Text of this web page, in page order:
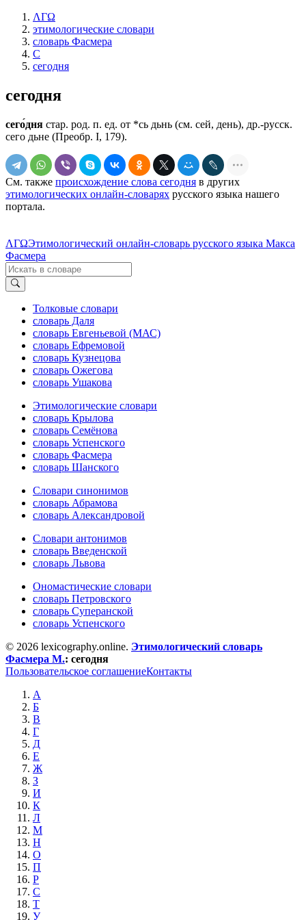
ΛΓΩ
этимологические словари
словарь Фасмера
С
сегодня
сегодня
сего́дня стар. род. п. ед. от *сь дьнь (см. сей, день), др.-русск.
сего дьне (Преобр. I, 179).
См. также происхождение слова сегодня в других
этимологических онлайн-словарях русского языка нашего
портала.
ΛΓΩЭтимологический онлайн-словарь русского языка Макса
Фасмера
Толковые словари
словарь Даля
словарь Евгеньевой (МАС)
словарь Ефремовой
словарь Кузнецова
словарь Ожегова
словарь Ушакова
Этимологические словари
словарь Крылова
словарь Семёнова
словарь Успенского
словарь Фасмера
словарь Шанского
Словари синонимов
словарь Абрамова
словарь Александровой
Словари антонимов
словарь Введенской
словарь Львова
Ономастические словари
словарь Петровского
словарь Суперанской
словарь Успенского
© 2026 lexicography.online. Этимологический словарь
Фасмера М.: сегодня
Пользовательское соглашениеКонтакты
А
Б
В
Г
Д
Е
Ж
З
И
К
Л
М
Н
О
П
Р
С
Т
У